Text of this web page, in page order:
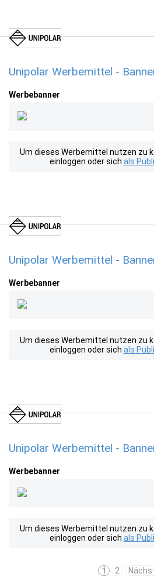
Unipolar Werbemittel -
Werbebanner
Um dieses Werbemittel nutzen zu
einloggen oder sich als
Unipolar Werbemittel -
Werbebanner
Um dieses Werbemittel nutzen zu
einloggen oder sich als
Unipolar Werbemittel -
Werbebanner
Um dieses Werbemittel nutzen zu
einloggen oder sich als
1 2